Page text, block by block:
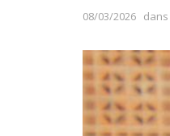
08/03/2026 dans